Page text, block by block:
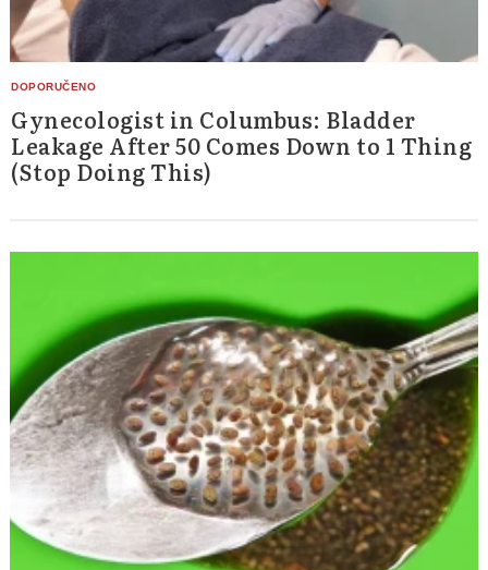
Gynecologist in Columbus: Bladder
Leakage After 50 Comes Down to 1 Thing
(Stop Doing This)